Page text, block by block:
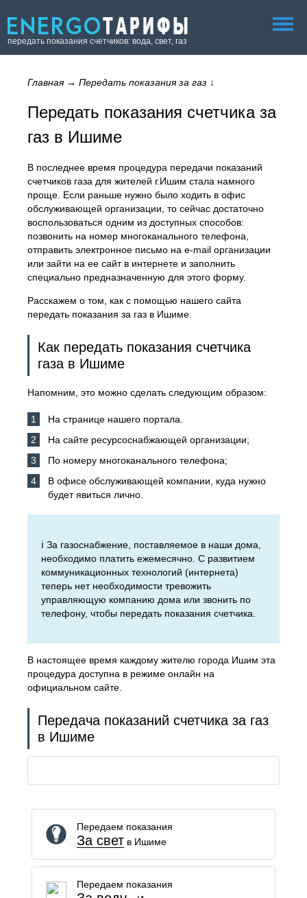
передать показания счетчиков: вода, свет, газ
Главная→ Передать показания за газ ↓
Передать показания счетчика за
газ в Ишиме
В последнее время процедура передачи показаний
счетчиков газа для жителей г.Ишим стала намного
проще. Если раньше нужно было ходить в офис
обслуживающей организации, то сейчас достаточно
воспользоваться одним из доступных способов:
позвонить на номер многоканального телефона,
отправить электронное письмо на e-mail организации
или зайти на ее сайт в интернете и заполнить
специально предназначенную для этого форму.
Расскажем о том, как с помощью нашего сайта
передать показания за газ в Ишиме.
Как передать показания счетчика
газа в Ишиме
Напомним, это можно сделать следующим образом:
На странице нашего портала.
На сайте ресурсоснабжающей организации;
По номеру многоканального телефона;
В офисе обслуживающей компании, куда нужно
будет явиться лично.
ℹ️ За газоснабжение, поставляемое в наши дома,
необходимо платить ежемесячно. С развитием
коммуникационных технологий (интернета)
теперь нет необходимости тревожить
управляющую компанию дома или звонить по
телефону, чтобы передать показания счетчика.
В настоящее время каждому жителю города Ишим эта
процедура доступна в режиме онлайн на
официальном сайте.
Передача показаний счетчика за газ
в Ишиме
Передаем показания
За светв Ишиме
Передаем показания